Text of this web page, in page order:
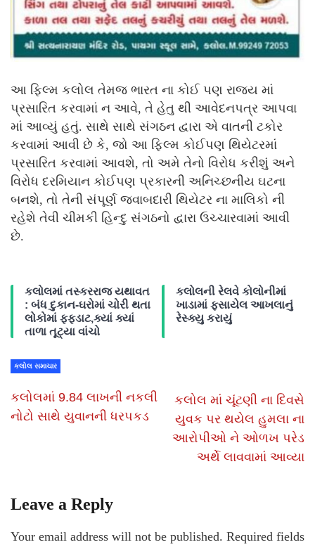
આ ફિલ્મ કલોલ તેમજ ભારત ના કોઈ પણ રાજ્ય માં
પ્રસારિત કરવામાં ન આવે, તે હેતુ થી આવેદનપત્ર આપવા
માં આવ્યું હતું. સાથે સાથે સંગઠન દ્વારા એ વાતની ટકોર
કરવામાં આવી છે કે, જો આ ફિલ્મ કોઈપણ થિયેટરમાં
પ્રસારિત કરવામાં આવશે, તો અમે તેનો વિરોધ કરીશું અને
વિરોધ દરમિયાન કોઈપણ પ્રકારની અનિચ્છનીય ઘટના
બનશે, તો તેની સંપૂર્ણ જવાબદારી થિયેટર ના માલિકો ની
રહેશે તેવી ચીમકી હિન્દુ સંગઠનો દ્વારા ઉચ્ચારવામાં આવી
છે.
કલોલમાં તસ્કરરાજ યથાવત
: બંધ દુકાન-ઘરોમાં ચોરી થતા
લોકોમાં ફફડાટ,ક્યાં ક્યાં
તાળા તૂટ્યા વાંચો
કલોલની રેલવે કોલોનીમાં
ખાડામાં ફસાયેલ આખલાનું
રેસ્ક્યુ કરાયું
કલોલ સમાચાર
કલોલમાં 9.84 લાખની નકલી
નોટો સાથે યુવાનની ધરપકડ
કલોલ માં ચૂંટણી ના દિવસે
યુવક પર થયેલ હુમલા ના
આરોપીઓ ને ઓળખ પરેડ
અર્થે લાવવામાં આવ્યા
Leave a Reply
Your email address will not be published. Required fields